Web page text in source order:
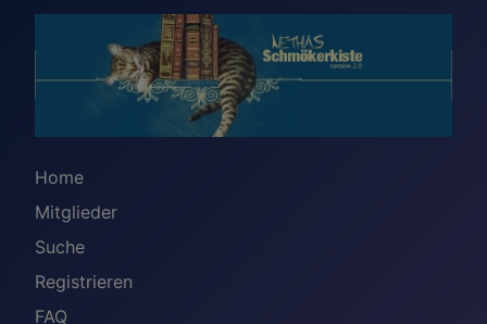
Home
Mitglieder
Suche
Registrieren
FAQ